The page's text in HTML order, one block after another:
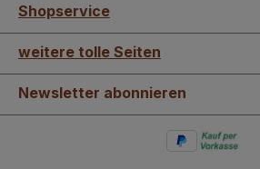
Shopservice
weitere tolle Seiten
Newsletter abonnieren